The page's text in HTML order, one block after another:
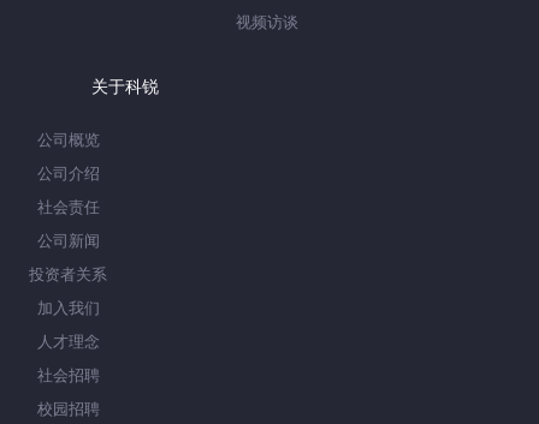
视频访谈
关于科锐
公司概览
公司介绍
社会责任
公司新闻
投资者关系
加入我们
人才理念
社会招聘
校园招聘